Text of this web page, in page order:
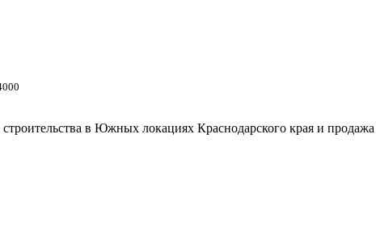
в Южных локациях Краснодарского края и